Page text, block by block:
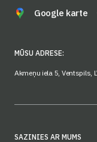
Google karte
MŪSU ADRESE:
Akmeņu iela 5, Ventspils,
SAZINIES AR MUMS